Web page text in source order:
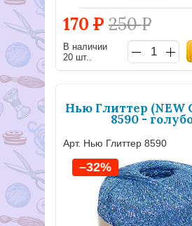
170 Р 250Р
В наличии
20 шт..
Нью Глиттер (NEW
8590 -
Арт. Нью Глиттер 8590
–32%